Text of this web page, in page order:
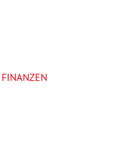
Lebensqualität